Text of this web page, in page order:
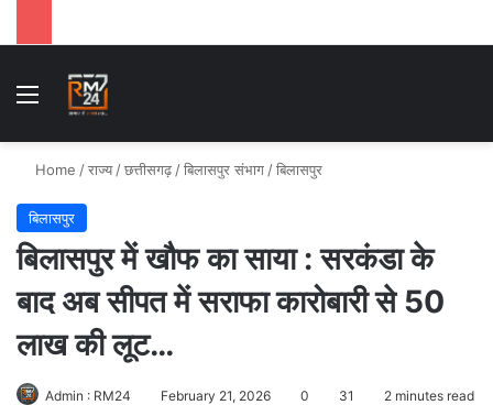
Menu
Home /राज्य /छत्तीसगढ़ /बिलासपुर संभाग /बिलासपुर
बिलासपुर
बिलासपुर में खौफ का साया : सरकंडा के
बाद अब सीपत में सराफा कारोबारी से 50
लाख की लूट…
Admin : RM24 February 21, 2026 0 31 2 minutes read